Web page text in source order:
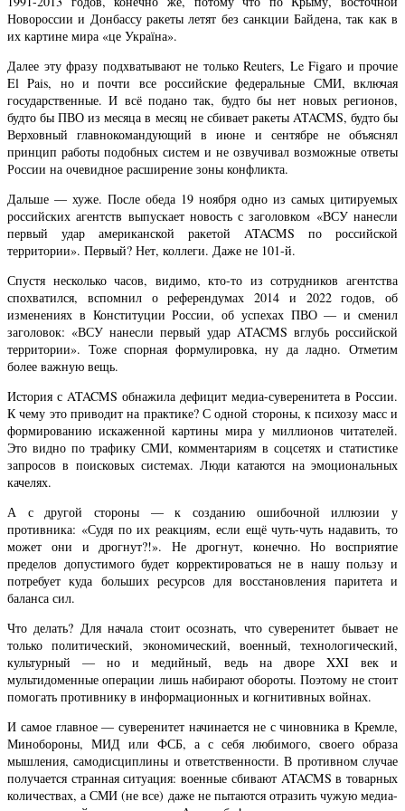
Новороссии и Донбассу ракеты летят без санкции Байдена, так как в
их картине мира «це Україна».
Далее эту фразу подхватывают не только Reuters, Le Figaro и прочие
El Pais, но и почти все российские федеральные СМИ, включая
государственные. И всё подано так, будто бы нет новых регионов,
будто бы ПВО из месяца в месяц не сбивает ракеты ATACMS, будто бы
Верховный главнокомандующий в июне и сентябре не объяснял
принцип работы подобных систем и не озвучивал возможные ответы
России на очевидное расширение зоны конфликта.
Дальше — хуже. После обеда 19 ноября одно из самых цитируемых
российских агентств выпускает новость с заголовком «ВСУ нанесли
первый удар американской ракетой ATACMS по российской
территории». Первый? Нет, коллеги. Даже не 101-й.
Спустя несколько часов, видимо, кто-то из сотрудников агентства
спохватился, вспомнил о референдумах 2014 и 2022 годов, об
изменениях в Конституции России, об успехах ПВО — и сменил
заголовок: «ВСУ нанесли первый удар ATACMS вглубь российской
территории». Тоже спорная формулировка, ну да ладно. Отметим
более важную вещь.
История с ATACMS обнажила дефицит медиа-суверенитета в России.
К чему это приводит на практике? С одной стороны, к психозу масс и
формированию искаженной картины мира у миллионов читателей.
Это видно по трафику СМИ, комментариям в соцсетях и статистике
запросов в поисковых системах. Люди катаются на эмоциональных
качелях.
А с другой стороны — к созданию ошибочной иллюзии у
противника: «Судя по их реакциям, если ещё чуть-чуть надавить, то
может они и дрогнут?!». Не дрогнут, конечно. Но восприятие
пределов допустимого будет корректироваться не в нашу пользу и
потребует куда больших ресурсов для восстановления паритета и
баланса сил.
Что делать? Для начала стоит осознать, что суверенитет бывает не
только политический, экономический, военный, технологический,
культурный — но и медийный, ведь на дворе XXI век и
мультидоменные операции лишь набирают обороты. Поэтому не стоит
помогать противнику в информационных и когнитивных войнах.
И самое главное — суверенитет начинается не с чиновника в Кремле,
Минобороны, МИД или ФСБ, а с себя любимого, своего образа
мышления, самодисциплины и ответственности. В противном случае
получается странная ситуация: военные сбивают ATACMS в товарных
количествах, а СМИ (не все) даже не пытаются отразить чужую медиа-